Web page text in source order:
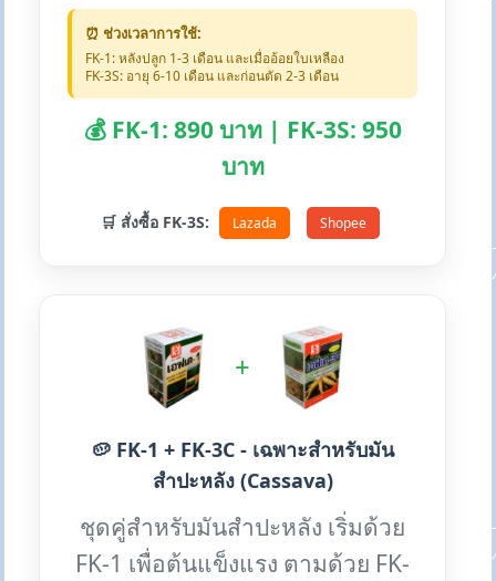
⏰ ช่วงเวลาการใช้:
FK-1: หลังปลูก 1-3 เดือน และเมื่ออ้อยใบเหลือง
FK-3S: อายุ 6-10 เดือน และก่อนตัด 2-3 เดือน
💰 FK-1: 890 บาท | FK-3S: 950
บาท
🛒 สั่งซื้อ FK-3S: Lazada Shopee
+
🥔 FK-1 + FK-3C - เฉพาะสำหรับมัน
สำปะหลัง (Cassava)
ชุดคู่สำหรับมันสำปะหลัง เริ่มด้วย
FK-1 เพื่อต้นแข็งแรง ตามด้วย FK-